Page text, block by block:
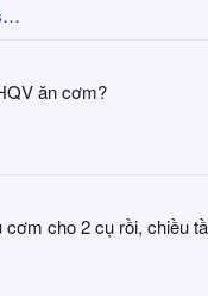
ăn cơm?
cơm cho 2 cụ rồi, chiều